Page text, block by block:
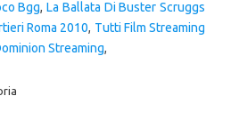
Bgg, La Ballata Di Buster Scruggs
Roma 2010, Tutti Film Streaming
Streaming,